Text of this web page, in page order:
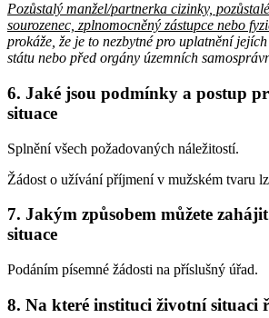
Pozůstalý manžel/partnerka cizinky,
sourozenec, zplnomocněný zástupce nebo
prokáže, že je to nezbytné pro uplatnění
státu nebo před orgány územních
6. Jaké jsou podmínky a postup
situace
Splnění všech požadovaných náležitostí.
Žádost o užívání příjmení v mužském tvaru
7. Jakým způsobem můžete
situace
Podáním písemné žádosti na příslušný úřad.
8. Na které instituci životní situaci